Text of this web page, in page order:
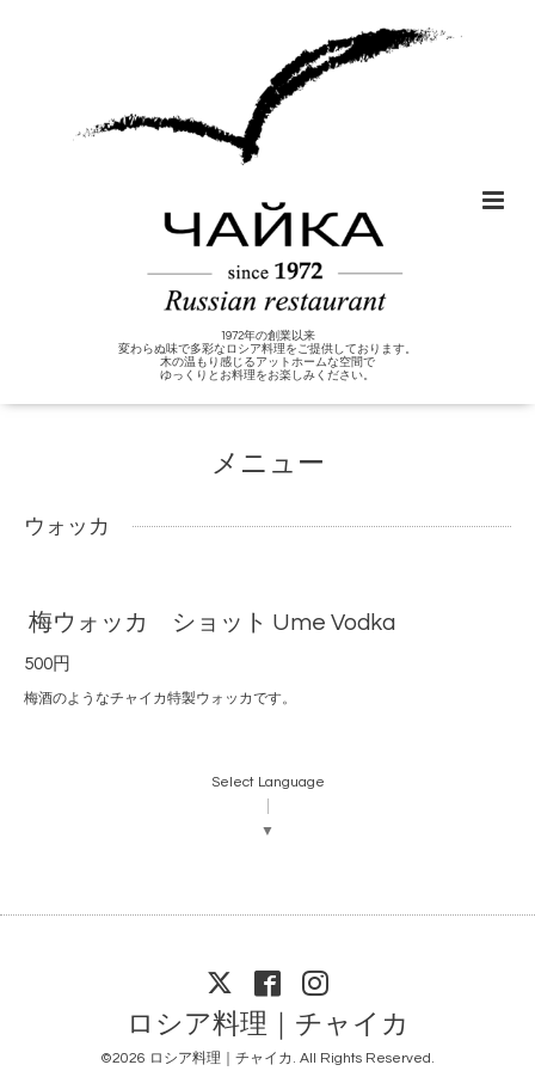
1972年の創業以来
変わらぬ味で多彩なロシア料理をご提供しております。
木の温もり感じるアットホームな空間で
ゆっくりとお料理をお楽しみください。
メニュー
ウォッカ
梅ウォッカ ショット Ume Vodka
500円
梅酒のようなチャイカ特製ウォッカです。
Select Language
▼
ロシア料理｜チャイカ
©2026 ロシア料理｜チャイカ . All Rights Reserved.